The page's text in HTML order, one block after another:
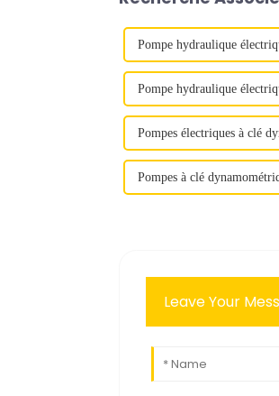
Pompe hydraulique
Pompe hydraulique
Pompes électriques à clé
Pompes à clé
Leave Your